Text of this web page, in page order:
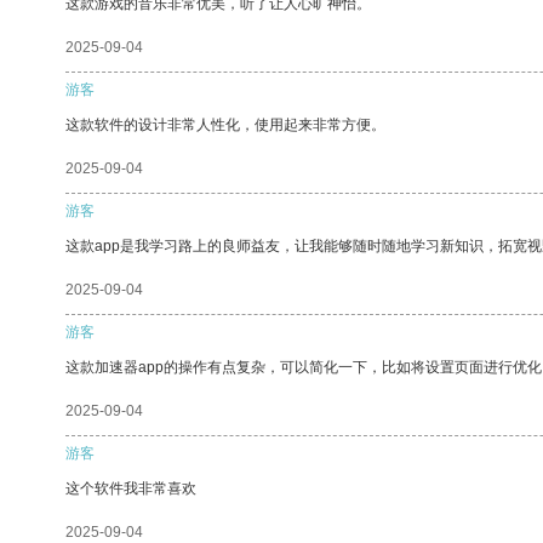
这款游戏的音乐非常优美，听了让人心旷神怡。
2025-09-04
游客
这款软件的设计非常人性化，使用起来非常方便。
2025-09-04
游客
这款app是我学习路上的良师益友，让我能够随时随地学习新知识，拓宽
2025-09-04
游客
这款加速器app的操作有点复杂，可以简化一下，比如将设置页面进行优
2025-09-04
游客
这个软件我非常喜欢
2025-09-04